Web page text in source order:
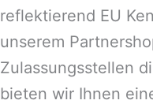
reflektierend EU
unserem
Zulassungsstellen
bieten wir Ihnen